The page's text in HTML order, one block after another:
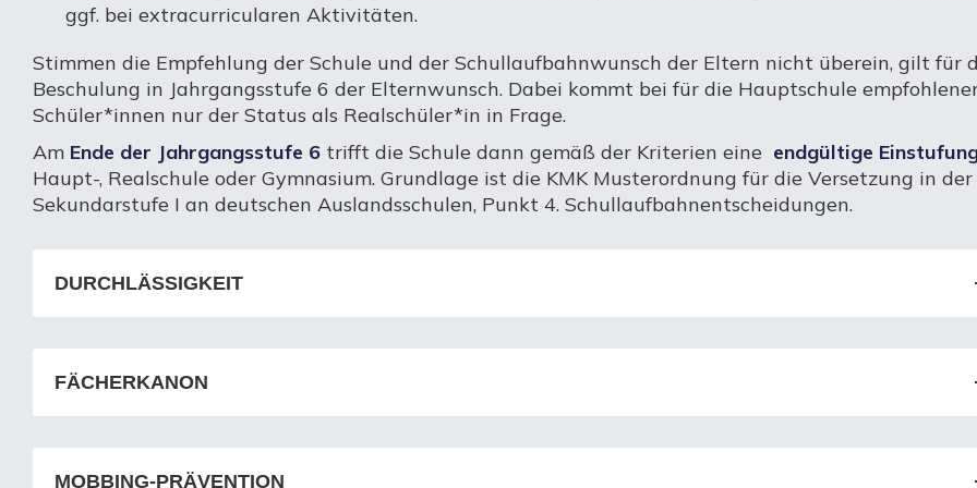
ggf. bei extracurricularen Aktivitäten.
Stimmen die Empfehlung der Schule und der Schullaufbahnwunsch der Eltern nicht überein, gilt für
Beschulung in Jahrgangsstufe 6 der Elternwunsch. Dabei kommt bei für die Hauptschule
Schüler*innen nur der Status als Realschüler*in in Frage.
Am Ende der Jahrgangsstufe 6 trifft die Schule dann gemäß der Kriterien eine endgültige
Haupt-, Realschule oder Gymnasium. Grundlage ist die KMK Musterordnung für die Versetzung in der
Sekundarstufe I an deutschen Auslandsschulen, Punkt 4. Schullaufbahnentscheidungen.
DURCHLÄSSIGKEIT
FÄCHERKANON
MOBBING-PRÄVENTION